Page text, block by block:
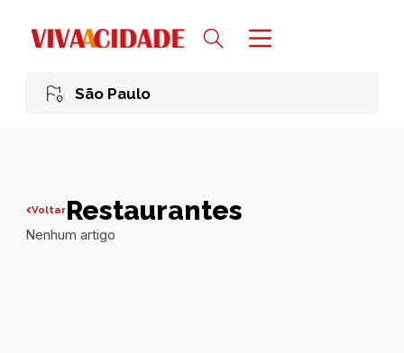
São Paulo
VoltarRestaurantes
Nenhum artigo